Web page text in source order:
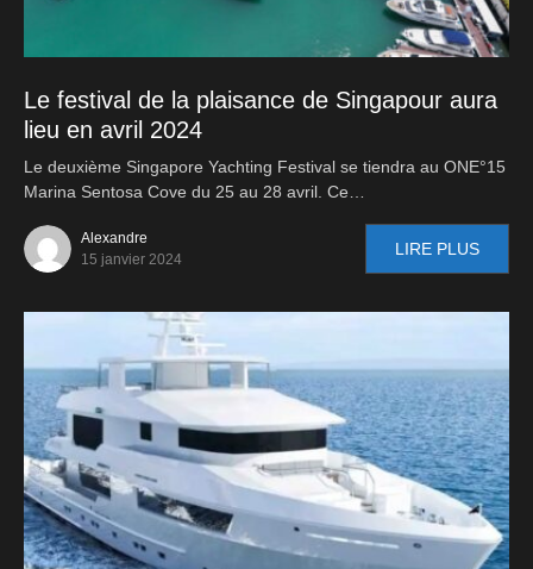
Le festival de la plaisance de Singapour aura
lieu en avril 2024
Le deuxième Singapore Yachting Festival se tiendra au ONE°15
Marina Sentosa Cove du 25 au 28 avril. Ce…
Alexandre
15 janvier 2024
LIRE PLUS